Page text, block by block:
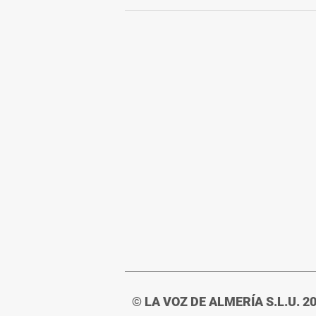
© LA VOZ DE ALMERÍA S.L.U.